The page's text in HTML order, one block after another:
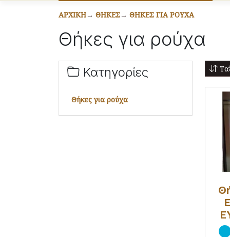
ΑΡΧΙΚΉ ΘΉΚΕΣ ΘΉΚΕΣ ΓΙΑ ΡΟΎΧΑ
Θήκες για ρούχα
Κατηγορίες
Θήκες για ρούχα